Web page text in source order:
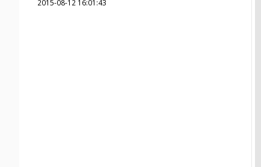
2015-08-12 16:01:43